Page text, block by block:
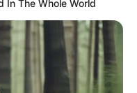
y
In The Whole World